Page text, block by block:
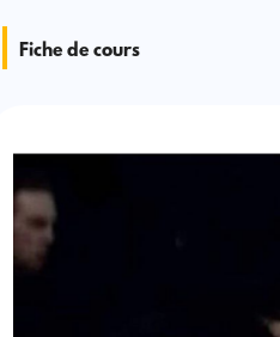
Fiche de cours